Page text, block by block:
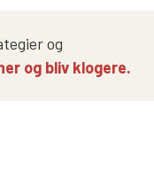
og
og bliv klogere.